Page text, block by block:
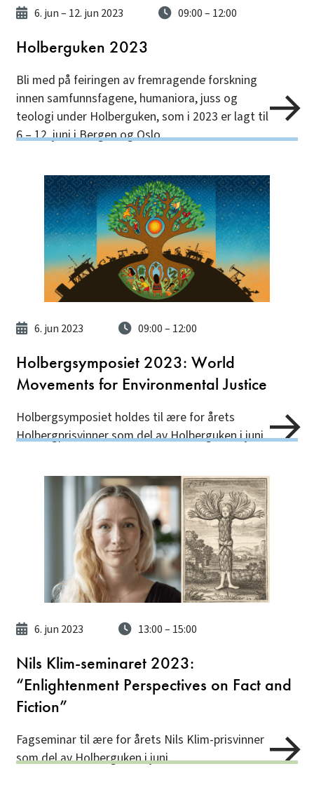
6. jun– 12. jun 2023 09:00– 12:00
Holberguken 2023
Bli med på feiringen av fremragende forskning
innen samfunnsfagene, humaniora, juss og
teologi under Holberguken, som i 2023 er lagt til
6.– 12. juni i Bergen og Oslo.
6. jun 2023 09:00– 12:00
Holbergsymposiet 2023: World
Movements for Environmental Justice
Holbergsymposiet holdes til ære for årets
Holbergprisvinner som del av Holberguken i juni.
6. jun 2023 13:00– 15:00
Nils Klim-seminaret 2023:
“Enlightenment Perspectives on Fact and
Fiction”
Fagseminar til ære for årets Nils Klim-prisvinner
som del av Holberguken i juni.